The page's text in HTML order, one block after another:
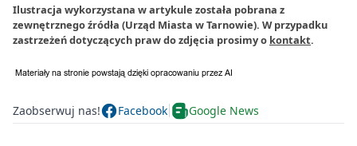
Ilustracja wykorzystana w artykule została pobrana z
zewnętrznego źródła (Urząd Miasta w Tarnowie). W przypadku
zastrzeżeń dotyczących praw do zdjęcia prosimy o kontakt.
Zaobserwuj nas! Facebook Google News